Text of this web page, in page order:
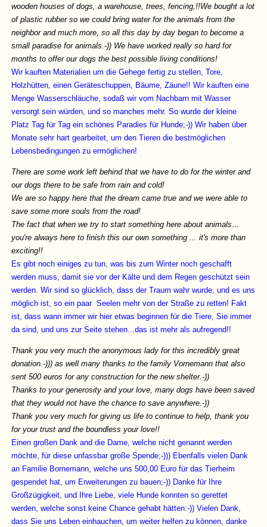
wooden houses of dogs, a warehouse, trees, fencing,!!We bought a lot
of plastic rubber so we could bring water for the animals from the
neighbor and much more, so all this day by day began to become a
small paradise for animals.-)) We have worked really so hard for
months to offer our dogs the best possible living conditions!
Wir kauften Materialien um die Gehege fertig zu stellen, Tore,
Holzhütten, einen Geräteschuppen, Bäume, Zäune!! Wir kauften eine
Menge Wasserschläuche, sodaß wir vom Nachbarn mit Wasser
versorgt sein würden, und so manches mehr. So wurde der kleine
Platz Tag für Tag ein schönes Paradies für Hunde;-)) Wir haben über
Monate sehr hart gearbeitet, um den Tieren die bestmöglichen
Lebensbedingungen zu ermöglichen!
There are some work left behind that we have to do for the winter and
our dogs there to be safe from rain and cold!
We are so happy here that the dream came true and we were able to
save some more souls from the road!
The fact that when we try to start something here about animals…
you're always here to finish this our own something ... it's more than
exciting!!
Es gibt noch einiges zu tun, was bis zum Winter noch geschafft
werden muss, damit sie vor der Kälte und dem Regen geschützt sein
werden. Wir sind so glücklich, dass der Traum wahr wurde, und es uns
möglich ist, so ein paar Seelen mehr von der Straße zu retten! Fakt
ist, dass wann immer wir hier etwas beginnen für die Tiere, Sie immer
da sind, und uns zur Seite stehen...das ist mehr als aufregend!!
Thank you very much the anonymous lady for this incredibly great
donation.-))) as well many thanks to the family Vornemann that also
sent 500 euros for any construction for the new shelter.-))
Thanks to your generosity and your love, many dogs have been saved
that they would not have the chance to save anywhere.-))
Thank you very much for giving us life to continue to help, thank you
for your trust and the boundless your love!!
Einen großen Dank and die Dame, welche nicht genannt werden
möchte, für diese unfassbar große Spende;-))) Ebenfalls vielen Dank
an Familie Bornemann, welche uns 500,00 Euro für das Tierheim
gespendet hat, um Erweiterungen zu bauen;-)) Danke für Ihre
Großzügigkeit, und Ihre Liebe, viele Hunde konnten so gerettet
werden, welche sonst keine Chance gehabt hätten:-)) Vielen Dank,
dass Sie uns Leben einhauchen, um weiter helfen zu können, danke